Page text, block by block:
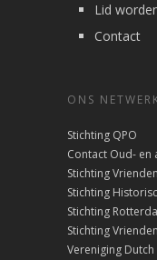
Lid
Contact
ONS
Stichting QPO
Contact Oud-
Stichting
Stichting
Stichting
Stichting
Vereniging